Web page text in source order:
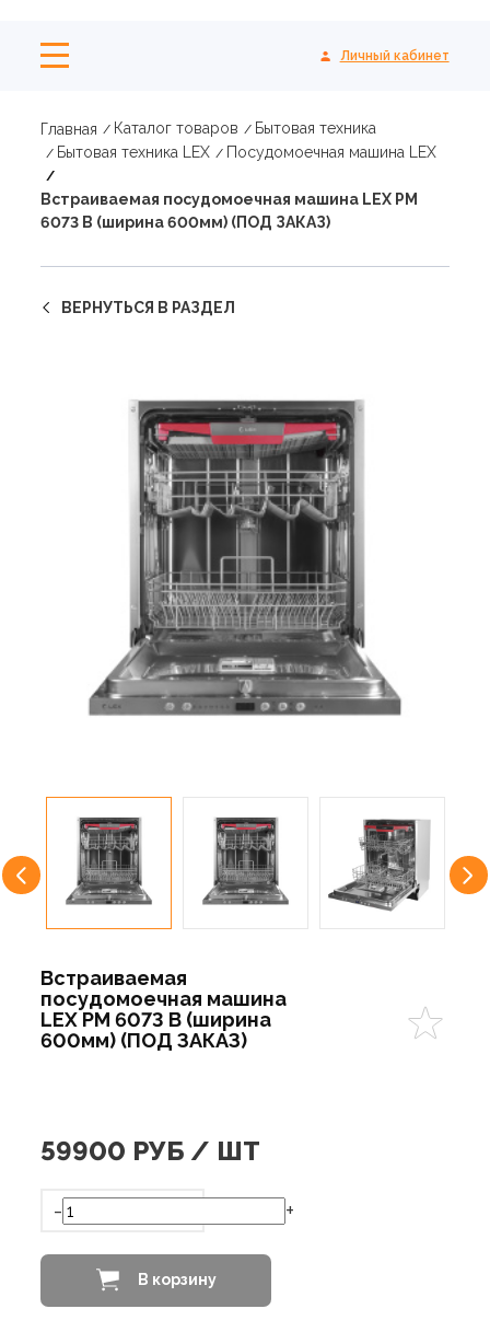
Личный кабинет
Главная Каталог товаров
Бытовая техника
Бытовая техника LEX
Посудомоечная машина LEX
Встраиваемая посудомоечная машина LEX PM
6073 B (ширина 600мм) (ПОД ЗАКАЗ)
ВЕРНУТЬСЯ В РАЗДЕЛ
Встраиваемая
посудомоечная машина
LEX PM 6073 B (ширина
600мм) (ПОД ЗАКАЗ)
59900 РУБ / ШТ
- +
В корзину